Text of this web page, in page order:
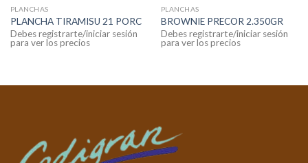
PLANCHAS
PLANCHA TIRAMISU 21 PORC
Debes registrarte/iniciar sesión
para ver los precios
PLANCHAS
BROWNIE PRECOR 2.350GR
Debes registrarte/iniciar sesión
para ver los precios